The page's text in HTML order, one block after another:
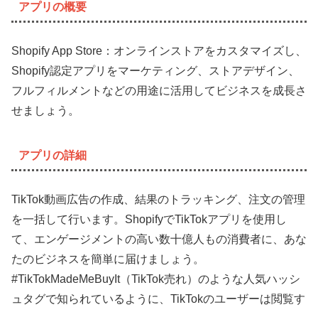
アプリの概要
Shopify App Store：オンラインストアをカスタマイズし、
Shopify認定アプリをマーケティング、ストアデザイン、
フルフィルメントなどの用途に活用してビジネスを成長さ
せましょう。
アプリの詳細
TikTok動画広告の作成、結果のトラッキング、注文の管理
を一括して行います。ShopifyでTikTokアプリを使用し
て、エンゲージメントの高い数十億人もの消費者に、あな
たのビジネスを簡単に届けましょう。
#TikTokMadeMeBuyIt（TikTok売れ）のような人気ハッシ
ュタグで知られているように、TikTokのユーザーは閲覧す